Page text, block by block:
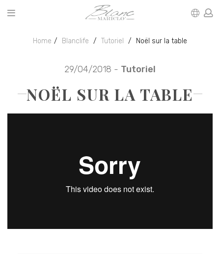
Home Blanclife Tutoriel Noël sur la table
29/04/2018 - Tutoriel
NOËL SUR LA TABLE